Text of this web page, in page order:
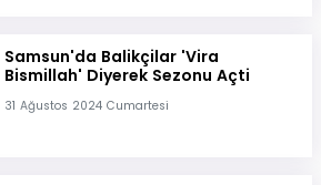
Samsun'da Balikçilar 'Vira
Bismillah' Diyerek Sezonu Açti
31 Ağustos 2024 Cumartesi